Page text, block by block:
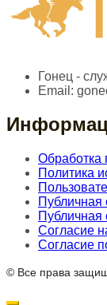
Гонец -
Email:
Обработка
Политика
Публичная
Публичная
Согласие
Согласие
© Все права